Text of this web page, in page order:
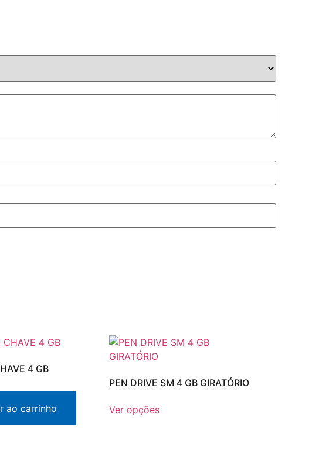
4 GB
ao carrinho
PEN DRIVE SM 4 GB GIRATÓRIO
Ver opções